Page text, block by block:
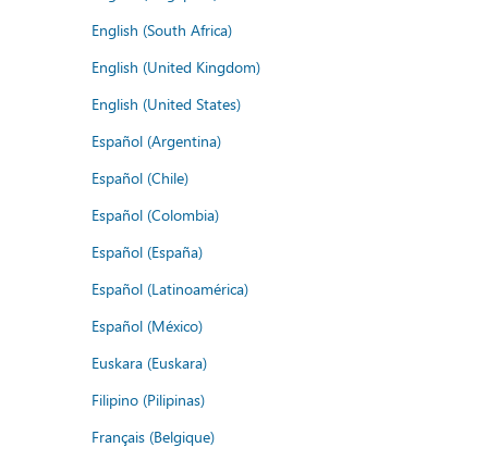
English (South Africa)
English (United Kingdom)
English (United States)
Español (Argentina)
Español (Chile)
Español (Colombia)
Español (España)
Español (Latinoamérica)
Español (México)
Euskara (Euskara)
Filipino (Pilipinas)
Français (Belgique)